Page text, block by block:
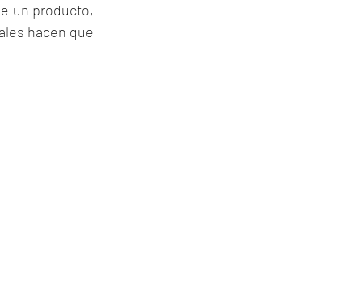
un producto,
hacen que